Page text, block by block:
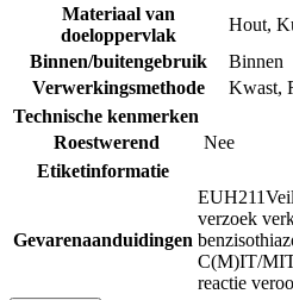
Materiaal van
doeloppervlak
Hout,
Binnen/buitengebruik
Binnen
Verwerkingsmethode
Kwast,
Technische kenmerken
Roestwerend
Nee
Etiketinformatie
Gevarenaanduidingen
EUH211
verzoek
C(M)IT/
reactie